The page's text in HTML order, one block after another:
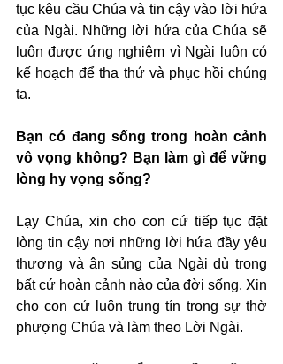
tục kêu cầu Chúa và tin cậy vào lời hứa
của Ngài. Những lời hứa của Chúa sẽ
luôn được ứng nghiệm vì Ngài luôn có
kế hoạch để tha thứ và phục hồi chúng
ta.
Bạn có đang sống trong hoàn cảnh
vô vọng không? Bạn làm gì để vững
lòng hy vọng sống?
Lạy Chúa, xin cho con cứ tiếp tục đặt
lòng tin cậy nơi những lời hứa đầy yêu
thương và ân sủng của Ngài dù trong
bất cứ hoàn cảnh nào của đời sống. Xin
cho con cứ luôn trung tín trong sự thờ
phượng Chúa và làm theo Lời Ngài.